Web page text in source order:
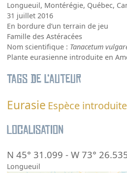
Longueuil, Montérégie, Québec,
31 juillet 2016
En bordure d’un terrain de jeu
Famille des Astéracées
Nom scientifique : Tanacetum
Plante eurasienne introduite en
Tags de l’auteur
Eurasie Espèce introduite
Localisation
N 45° 31.099 -W 73°
Longueuil